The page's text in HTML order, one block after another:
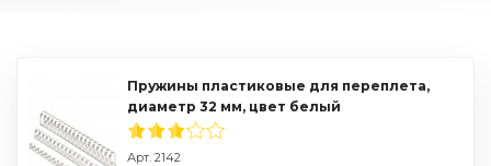
Пружины пластиковые для переплета,
диаметр 32 мм, цвет белый
Арт. 2142